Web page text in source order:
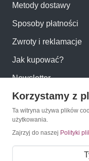
Metody dostawy
Sposoby płatności
Zwroty i reklamacje
Jak kupować?
Newsletter
Konto
Moje konto
Korzystamy z
Ta witryna używa plików
użytkowania.
Zajrzyj do naszej Polityki